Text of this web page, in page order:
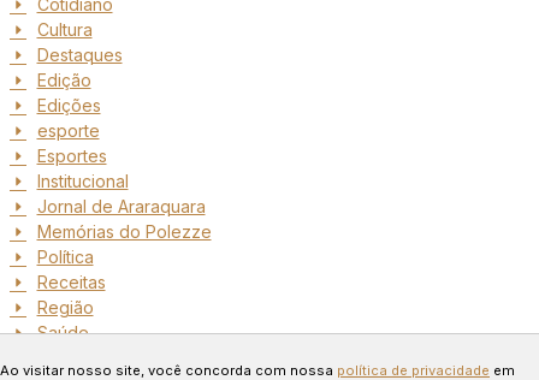
Cotidiano
Cultura
Destaques
Edição
Edições
esporte
Esportes
Institucional
Jornal de Araraquara
Memórias do Polezze
Política
Receitas
Região
Saúde
Copyright © 2024 Todos os
Ao visitar nosso site, você concorda com nossa política de privacidade em